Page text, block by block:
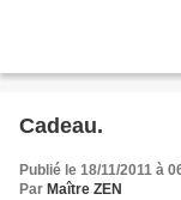
Cadeau.
Publié le 18/11/2011 à
Par Maître ZEN